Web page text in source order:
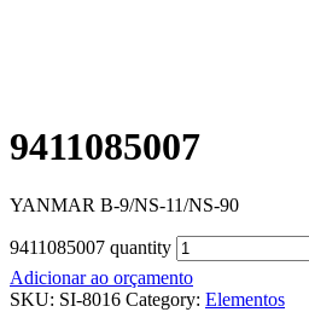
9411085007
YANMAR B-9/NS-11/NS-90
9411085007 quantity
Adicionar ao orçamento
SKU: SI-8016 Category: Elementos